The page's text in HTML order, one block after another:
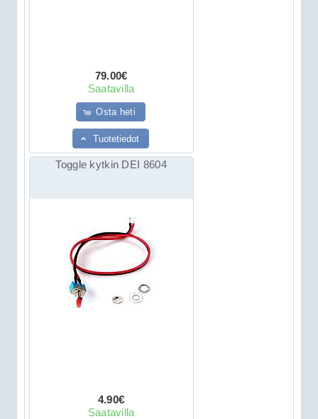
79.00€
Saatavilla
Osta heti
Tuotetiedot
Toggle kytkin DEI 8604
4.90€
Saatavilla